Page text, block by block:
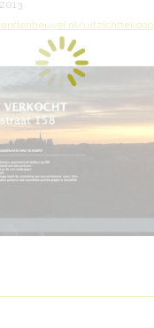
2013
uitzichttekoop